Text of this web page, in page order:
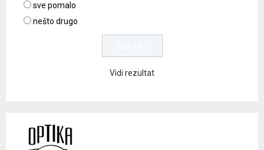
sve pomalo
nešto drugo
Vidi rezultat